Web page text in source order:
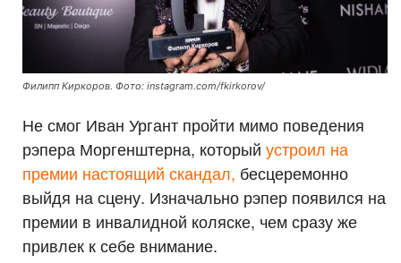
Филипп Киркоров. Фото: instagram.com/fkirkorov/
Не смог Иван Ургант пройти мимо поведения
рэпера Моргенштерна, который устроил на
премии настоящий скандал, бесцеремонно
выйдя на сцену. Изначально рэпер появился на
премии в инвалидной коляске, чем сразу же
привлек к себе внимание.